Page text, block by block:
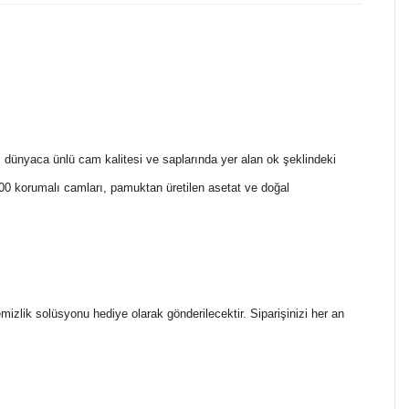
ünlü cam kalitesi ve saplarında yer alan ok şeklindeki
korumalı camları, pamuktan üretilen asetat ve doğal
solüsyonu hediye olarak gönderilecektir. Siparişinizi her an